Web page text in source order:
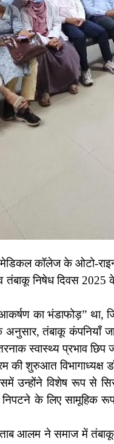
कॉलेज के ओटो-राइनो-
निषेध दिवस
का भंडाफोड़” था,
अनुसार, तंबाकू कंपनियाँ
स्वास्थ्य प्रभाव छिप
की शुरुआत
उन्होंने विशेष रूप से
निपटने के लिए सामूहिक
आलम ने समाज में